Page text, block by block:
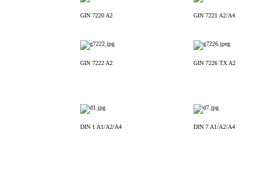
GIN 7220 A2 GIN 7221 A2/A4
GIN 7222 A2 GIN 7226 TX A2
DIN 1 A1/A2/A4 DIN 7 A1/A2/A4